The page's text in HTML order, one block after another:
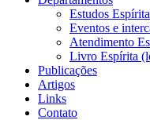
Estudos
Eventos e
Atendimento
Livro Espírita
Publicações
Artigos
Links
Contato